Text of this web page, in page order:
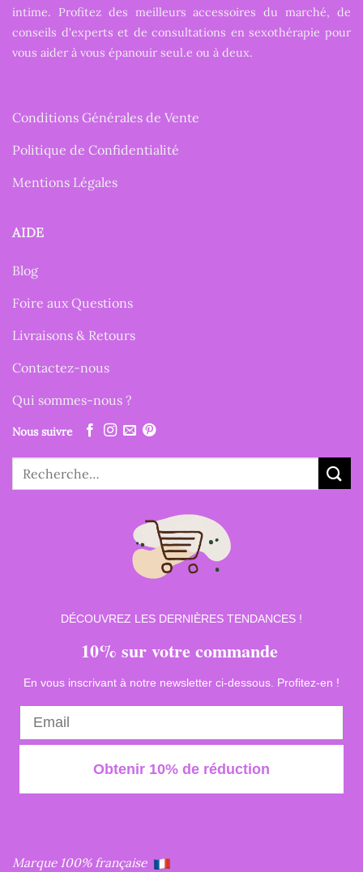
intime. Profitez des meilleurs accessoires du marché, de
conseils d'experts et de consultations en sexothérapie pour
vous aider à vous épanouir seul.e ou à deux.
Conditions Générales de Vente
Politique de Confidentialité
Mentions Légales
AIDE
Blog
Foire aux Questions
Livraisons & Retours
Contactez-nous
Qui sommes-nous ?
Nous suivre
pour :
DÉCOUVREZ LES DERNIÈRES TENDANCES !
10% sur votre commande
En vous inscrivant à notre newsletter ci-dessous. Profitez-en !
Obtenir 10% de réduction
Marque 100% française